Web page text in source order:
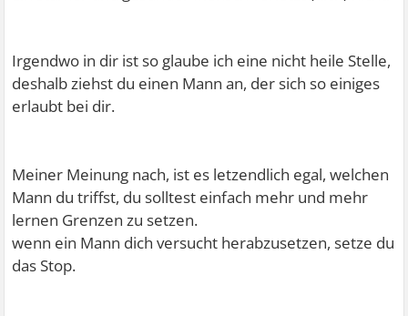
Irgendwo in dir ist so glaube ich eine nicht heile Stelle,
deshalb ziehst du einen Mann an, der sich so einiges
erlaubt bei dir.
Meiner Meinung nach, ist es letzendlich egal, welchen
Mann du triffst, du solltest einfach mehr und mehr
lernen Grenzen zu setzen.
wenn ein Mann dich versucht herabzusetzen, setze du
das Stop.